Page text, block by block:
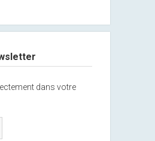
dans votre